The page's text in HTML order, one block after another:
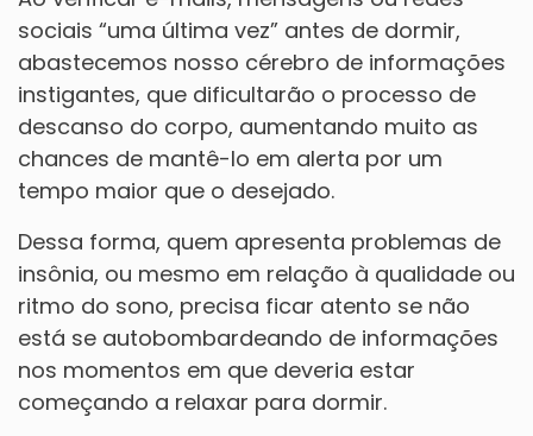
sociais “uma última vez” antes de dormir,
abastecemos nosso cérebro de informações
instigantes, que dificultarão o processo de
descanso do corpo, aumentando muito as
chances de mantê-lo em alerta por um
tempo maior que o desejado.
Dessa forma, quem apresenta problemas de
insônia, ou mesmo em relação à qualidade ou
ritmo do sono, precisa ficar atento se não
está se autobombardeando de informações
nos momentos em que deveria estar
começando a relaxar para dormir.